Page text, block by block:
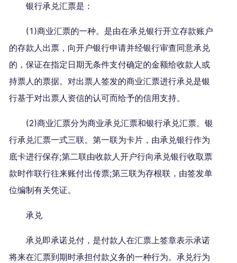
银行承兑汇票是：
(1)商业汇票的一种。是由在承兑银行开立存款账户
的存款人出票，向开户银行申请并经银行审查同意承兑
的，保证在指定日期无条件支付确定的金额给收款人或
持票人的票据。对出票人签发的商业汇票进行承兑是银
行基于对出票人资信的认可而给予的信用支持。
(2)商业汇票分为商业承兑汇票和银行承兑汇票。银
行承兑汇票一式三联。第一联为卡片，由承兑银行作为
底卡进行保存;第二联由收款人开户行向承兑银行收取票
款时作联行往来账付出传票;第三联为存根联，由签发单
位编制有关凭证。
承兑
承兑即承诺兑付，是付款人在汇票上签章表示承诺
将来在汇票到期时承担付款义务的一种行为。承兑行为